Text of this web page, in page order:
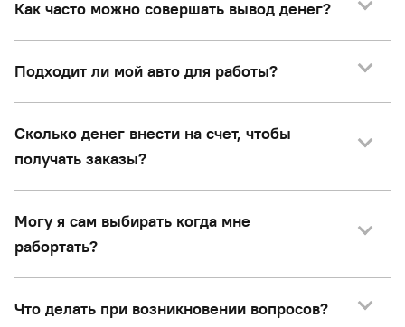
Как часто можно совершать вывод денег?
Подходит ли мой авто для работы?
Сколько денег внести на счет, чтобы
получать заказы?
Могу я сам выбирать когда мне
рабортать?
Что делать при возникновении вопросов?